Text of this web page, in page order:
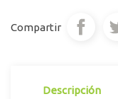
Compartir
Descripción